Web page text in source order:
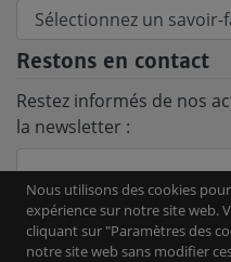
Restons en contact
Restez informés de nos
la newsletter :
Votre adresse de messagerie est
lettre d'information. En savoir plus
Nous utilisons des cookies
expérience sur notre site web.
cliquant sur "Paramètres des
notre site web sans modifier